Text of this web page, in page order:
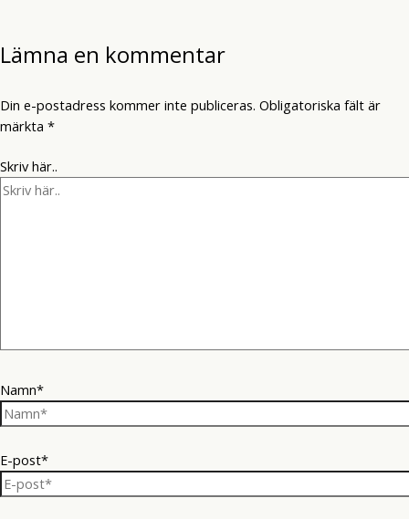
Lämna en kommentar
Din e-postadress kommer inte publiceras. Obligatoriska fält är
märkta *
Skriv här..
Namn*
E-post*